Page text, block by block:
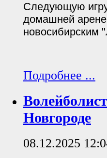
Следующую
домашней
новосибирским
Подробнее ...
Новгороде
08.12.2025